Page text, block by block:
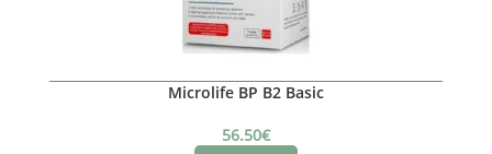
Microlife BP B2 Basic
56.50€